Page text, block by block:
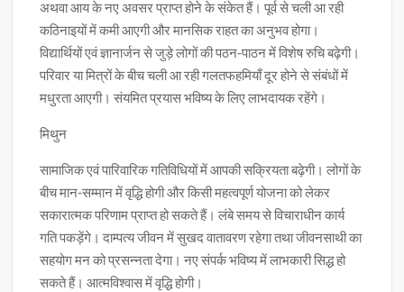
अथवा आय के नए अवसर प्राप्त होने के संकेत हैं। पूर्व से चली आ रही
कठिनाइयों में कमी आएगी और मानसिक राहत का अनुभव होगा।
विद्यार्थियों एवं ज्ञानार्जन से जुड़े लोगों की पठन-पाठन में विशेष रुचि बढ़ेगी।
परिवार या मित्रों के बीच चली आ रही गलतफहमियाँ दूर होने से संबंधों में
मधुरता आएगी। संयमित प्रयास भविष्य के लिए लाभदायक रहेंगे।
मिथुन
सामाजिक एवं पारिवारिक गतिविधियों में आपकी सक्रियता बढ़ेगी। लोगों के
बीच मान-सम्मान में वृद्धि होगी और किसी महत्वपूर्ण योजना को लेकर
सकारात्मक परिणाम प्राप्त हो सकते हैं। लंबे समय से विचाराधीन कार्य
गति पकड़ेंगे। दाम्पत्य जीवन में सुखद वातावरण रहेगा तथा जीवनसाथी का
सहयोग मन को प्रसन्नता देगा। नए संपर्क भविष्य में लाभकारी सिद्ध हो
सकते हैं। आत्मविश्वास में वृद्धि होगी।